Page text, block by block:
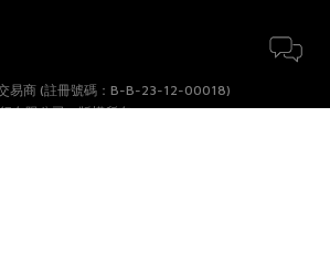
易商 (註冊號碼：B-B-23-12-00018)
有限公司。版權所有。